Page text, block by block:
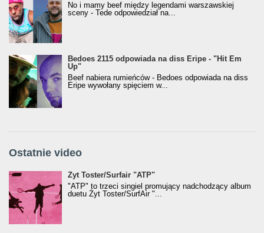
No i mamy beef między legendami warszawskiej
sceny - Tede odpowiedział na...
Bedoes 2115 odpowiada na diss Eripe - "Hit Em
Up"
Beef nabiera rumieńców - Bedoes odpowiada na diss
Eripe wywołany spięciem w...
Ostatnie video
Żyt Toster/SurfAir - ATP VIDEO
Żyt Toster/Surfair "ATP"
"ATP" to trzeci singiel promujący nadchodzący album
duetu Żyt Toster/SurfAir "...